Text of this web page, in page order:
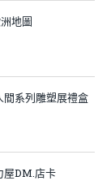
地圖
系列雕塑展禮盒
屋DM.店卡